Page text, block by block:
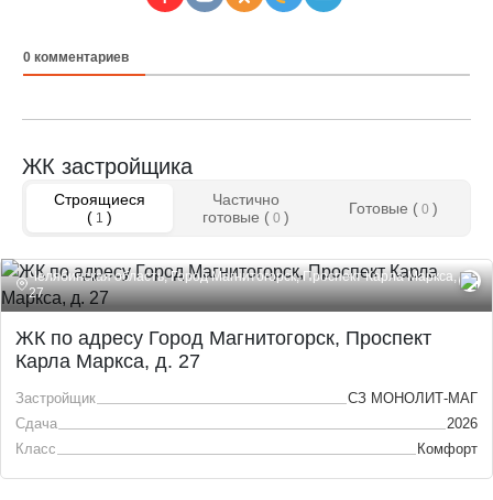
0 комментариев
ЖК застройщика
Строящиеся
( 1 )
Частично
готовые ( 0 ) Готовые ( 0 )
Челябинская область, Город Магнитогорск, Проспект Карла Маркса, д.
27
ЖК по адресу Город Магнитогорск, Проспект
Карла Маркса, д. 27
Застройщик
СЗ МОНОЛИТ-МАГ
Сдача
2026
Класс
Комфорт